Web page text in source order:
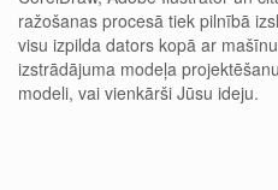
ražošanas procesā tiek pilnībā
visu izpilda dators kopā ar
izstrādājuma modeļa
modeli, vai vienkārši Jūsu ideju.